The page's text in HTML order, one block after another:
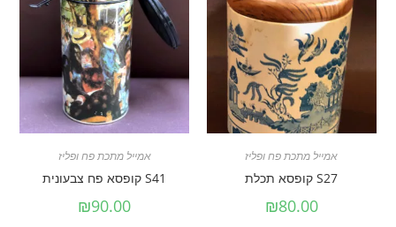
אמייל מתכת פח ופליז
S27 קופסא תכלת
₪80.00
אמייל מתכת פח ופליז
S41 קופסא פח צבעונית
₪90.00